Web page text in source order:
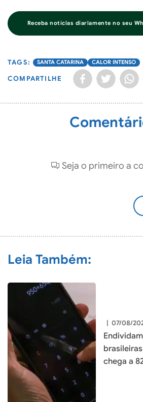
Receba notícias diariamente no seu
SANTA CATARINA CALOR INTENSO
COMPARTILHE
Seja o primeiro a
Leia Também:
| 07/08/
chega a